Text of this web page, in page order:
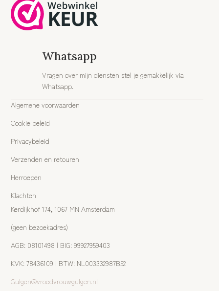
Whatsapp
Vragen over mijn diensten stel je gemakkelijk via
Whatsapp.
Algemene voorwaarden
Cookie beleid
Privacybeleid
Verzenden en retouren
Herroepen
Klachten
Kerdijkhof 174, 1067 MN Amsterdam
(geen bezoekadres)
AGB: 08101498 | BIG: 99927959403
KVK: 78436109 | BTW: NL003332987B52
Gulgen@vroedvrouwgulgen.nl